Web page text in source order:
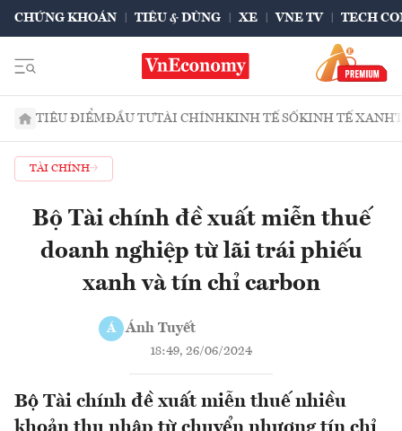
CHỨNG KHOÁN TIÊU & DÙNG XE VNE TV TECH
TIÊU ĐIỂMĐẦU TƯTÀI CHÍNHKINH TẾ SỐKINH TẾ XANH
TÀI CHÍNH
Bộ Tài chính đề xuất miễn thuế
doanh nghiệp từ lãi trái phiếu
xanh và tín chỉ carbon
Á Ánh Tuyết
18:49, 26/06/2024
Bộ Tài chính đề xuất miễn thuế nhiều